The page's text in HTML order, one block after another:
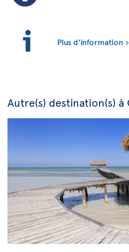
Plus d'information
Autre(s) destination(s) à